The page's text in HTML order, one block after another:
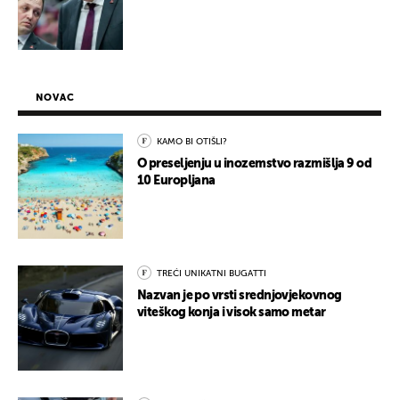
NOVAC
KAMO BI OTIŠLI?
O preseljenju u inozemstvo razmišlja 9 od
10 Europljana
TREĆI UNIKATNI BUGATTI
Nazvan je po vrsti srednjovjekovnog
viteškog konja i visok samo metar